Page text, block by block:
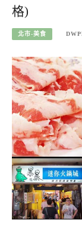
格)
北市-美食